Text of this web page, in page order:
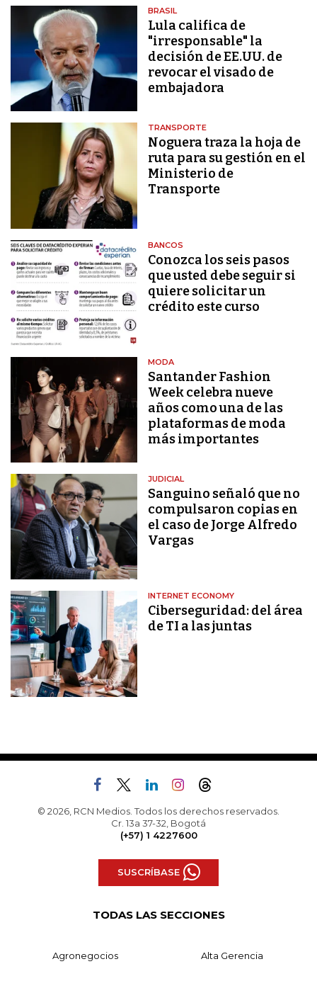
BRASIL
Lula califica de
"irresponsable" la
decisión de EE.UU. de
revocar el visado de
embajadora
TRANSPORTE
Noguera traza la hoja de
ruta para su gestión en el
Ministerio de
Transporte
BANCOS
Conozca los seis pasos
que usted debe seguir si
quiere solicitar un
crédito este curso
MODA
Santander Fashion
Week celebra nueve
años como una de las
plataformas de moda
más importantes
JUDICIAL
Sanguino señaló que no
compulsaron copias en
el caso de Jorge Alfredo
Vargas
INTERNET ECONOMY
Ciberseguridad: del área
de TI a las juntas
© 2026, RCN Medios. Todos los derechos reservados.
Cr. 13a 37-32, Bogotá
(+57) 1 4227600
SUSCRÍBASE
TODAS LAS SECCIONES
Agronegocios Alta Gerencia